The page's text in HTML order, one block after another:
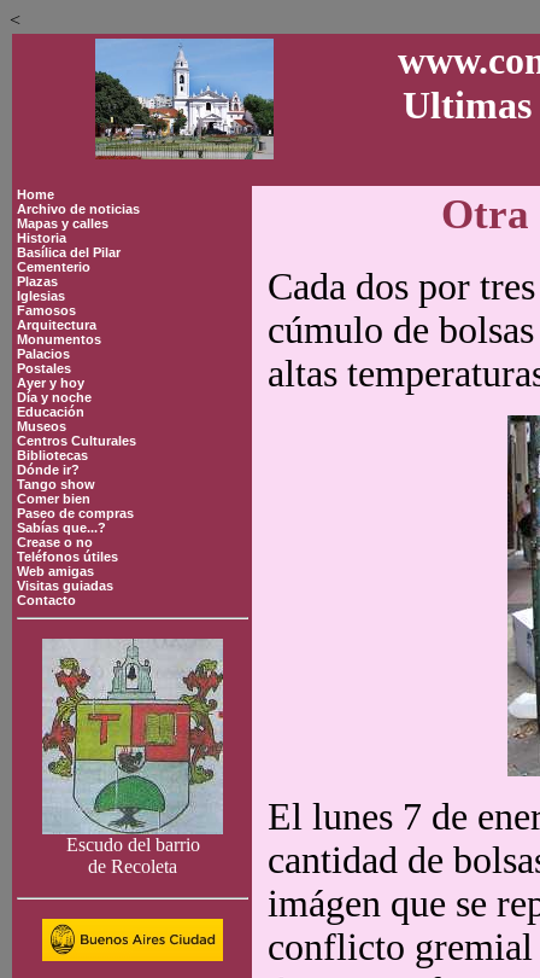
<
Ultimas
Home
Archivo de noticias
Mapas y calles
Historia
Basílica del Pilar
Cementerio
Plazas
Iglesias
Famosos
Arquitectura
Monumentos
Palacios
Postales
Ayer y hoy
Día y noche
Educación
Museos
Centros Culturales
Bibliotecas
Dónde ir?
Tango show
Comer bien
Paseo de compras
Sabías que...?
Crease o no
Teléfonos útiles
Web amigas
Visitas guiadas
Contacto
Escudo del barrio
de Recoleta
Otra
Cada dos por
cúmulo de
altas
El lunes 7 de
cantidad de
imágen que se
conflicto gremial